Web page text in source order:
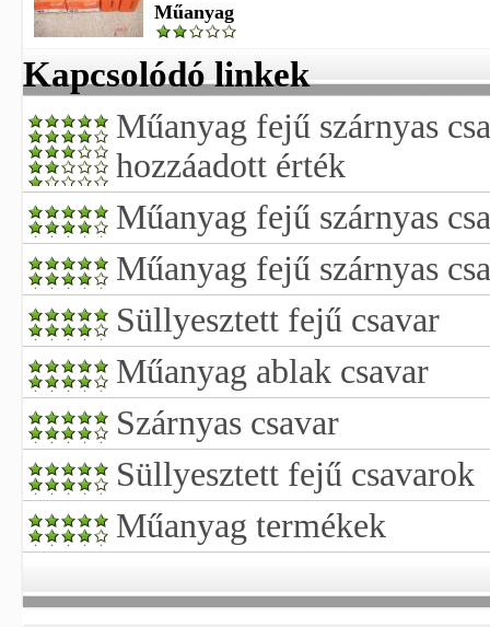
Műanyag
Kapcsolódó linkek
Műanyag fejű szárnyas
hozzáadott érték
Műanyag fejű szárnyas
Műanyag fejű szárnyas
Süllyesztett fejű csavar
Műanyag ablak csavar
Szárnyas csavar
Süllyesztett fejű csavarok
Műanyag termékek